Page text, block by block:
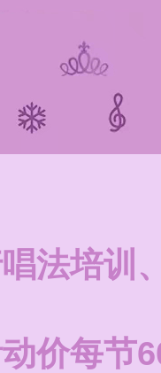
法培训
价每节